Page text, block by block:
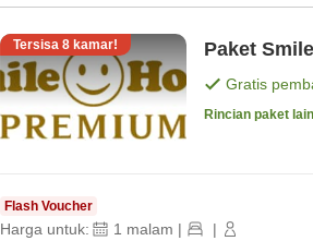
Tersisa 8 kamar! Paket
Gratis
Rincian paket
Flash Voucher
Harga untuk: 1 malam | |